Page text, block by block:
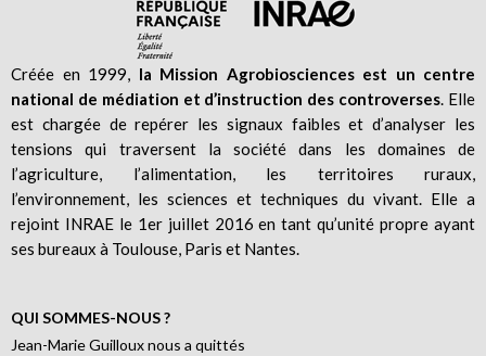
Créée en 1999, la Mission Agrobiosciences est un centre
national de médiation et d’instruction des controverses. Elle
est chargée de repérer les signaux faibles et d’analyser les
tensions qui traversent la société dans les domaines de
l’agriculture, l’alimentation, les territoires ruraux,
l’environnement, les sciences et techniques du vivant. Elle a
rejoint INRAE le 1er juillet 2016 en tant qu’unité propre ayant
ses bureaux à Toulouse, Paris et Nantes.
QUI SOMMES-NOUS ?
Jean-Marie Guilloux nous a quittés